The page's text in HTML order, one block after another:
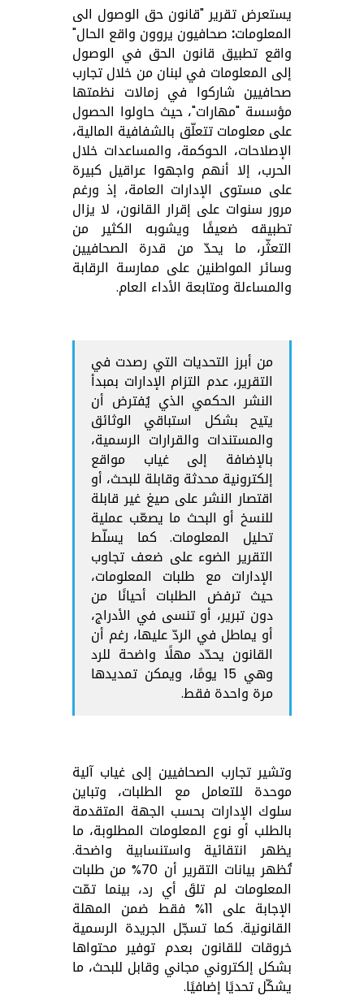
يستعرض تقرير "قانون حق الوصول الى
المعلومات: صحافيون يروون واقع الحال"
واقع تطبيق قانون الحق في الوصول
إلى المعلومات في لبنان من خلال تجارب
صحافيين شاركوا في زمالات نظمتها
مؤسسة "مهارات"، حيث حاولوا الحصول
على معلومات تتعلّق بالشفافية المالية،
الإصلاحات، الحوكمة، والمساعدات خلال
الحرب، إلا أنهم واجهوا عراقيل كبيرة
على مستوى الإدارات العامة، إذ ورغم
مرور سنوات على إقرار القانون، لا يزال
تطبيقه ضعيفًا ويشوبه الكثير من
التعثّر، ما يحدّ من قدرة الصحافيين
وسائر المواطنين على ممارسة الرقابة
والمساءلة ومتابعة الأداء العام.
من أبرز التحديات التي رصدت في
التقرير، عدم التزام الإدارات بمبدأ
النشر الحكمي الذي يُفترض أن
يتيح بشكل استباقي الوثائق
والمستندات والقرارات الرسمية،
بالإضافة إلى غياب مواقع
إلكترونية محدثة وقابلة للبحث، أو
اقتصار النشر على صيغ غير قابلة
للنسخ أو البحث ما يصعّب عملية
تحليل المعلومات. كما يسلّط
التقرير الضوء على ضعف تجاوب
الإدارات مع طلبات المعلومات،
حيث ترفض الطلبات أحيانًا من
دون تبرير، أو تنسى في الأدراج،
أو يماطل في الردّ عليها، رغم أن
القانون يحدّد مهلًا واضحة للرد
وهي 15 يومًا، ويمكن تمديدها
مرة واحدة فقط.
وتشير تجارب الصحافيين إلى غياب آلية
موحدة للتعامل مع الطلبات، وتباين
سلوك الإدارات بحسب الجهة المتقدمة
بالطلب أو نوع المعلومات المطلوبة، ما
يظهر انتقائية واستنسابية واضحة.
تُظهر بيانات التقرير أن 70% من طلبات
المعلومات لم تلقَ أي رد، بينما تمّت
الإجابة على 11% فقط ضمن المهلة
القانونية. كما تسجّل الجريدة الرسمية
خروقات للقانون بعدم توفير محتواها
بشكل إلكتروني مجاني وقابل للبحث، ما
يشكّل تحديًا إضافيًا.